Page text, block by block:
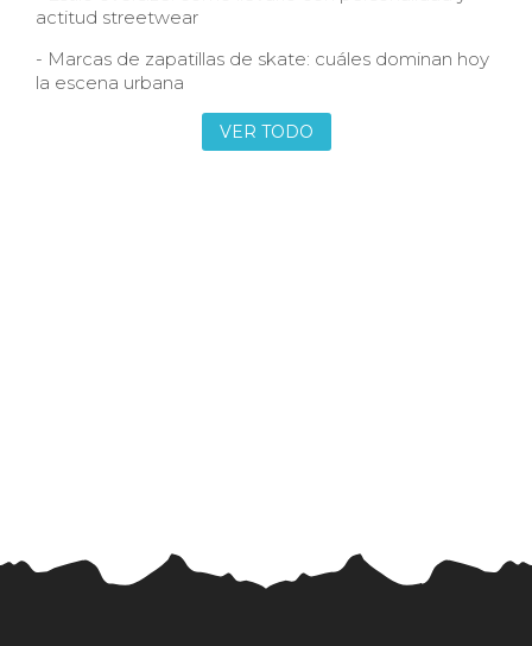
actitud streetwear
- Marcas de zapatillas de skate: cuáles dominan hoy
la escena urbana
VER TODO